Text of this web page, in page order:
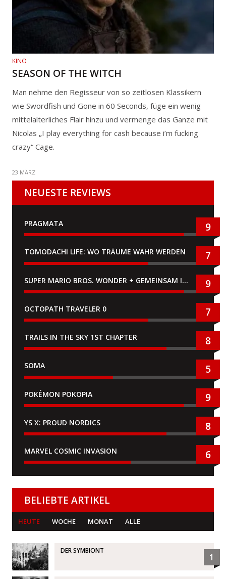
KINO
SEASON OF THE WITCH
Man nehme den Regisseur von so zeitlosen Klassikern
wie Swordfish und Gone in 60 Seconds, füge ein wenig
mittelalterliches Flair hinzu und vermenge das Ganze mit
Nicolas „I play everything for cash because i’m fucking
crazy“ Cage.
23 MÄRZ
NEUESTE REVIEWS
PRAGMATA 9
TOMODACHI LIFE: WO TRÄUME WAHR WERDEN 7
SUPER MARIO BROS. WONDER + GEMEINSAM IM BELLABEL-PARK 9
OCTOPATH TRAVELER 0 7
TRAILS IN THE SKY 1ST CHAPTER 8
SOMA 5
POKÉMON POKOPIA 9
YS X: PROUD NORDICS 8
MARVEL COSMIC INVASION 6
BELIEBTE ARTIKEL
HEUTE WOCHE MONAT ALLE
DER SYMBIONT
1